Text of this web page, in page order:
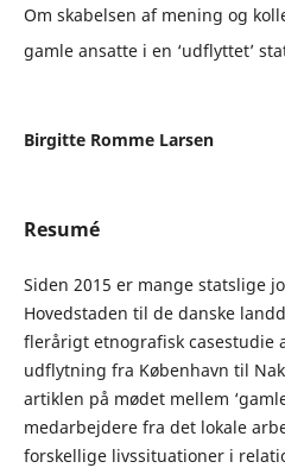
Om skabelsen af mening og
gamle ansatte i en ‘udflyttet’
Birgitte Romme Larsen
Resumé
Siden 2015 er mange statslige
Hovedstaden til de danske
flerårigt etnografisk casestudie
udflytning fra København til
artiklen på mødet mellem
medarbejdere fra det lokale
forskellige livssituationer i